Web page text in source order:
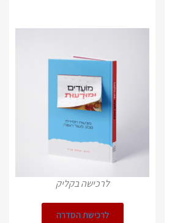
לרכישה בקליק
לרכישת הסדרה